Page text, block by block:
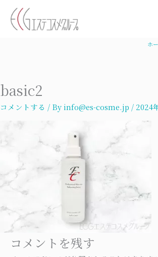
ホ
basic2
コメントする / Byinfo@es-cosme.jp / 2024
コメントを残す